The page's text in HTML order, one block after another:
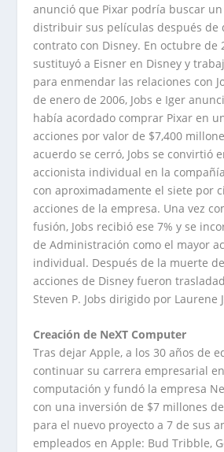
anunció que Pixar podría buscar
distribuir sus películas después de
contrato con Disney. En octubre de
sustituyó a Eisner en Disney y
para enmendar las relaciones con
de enero de 2006, Jobs e Iger
había acordado comprar Pixar en
acciones por valor de $7,400
acuerdo se cerró, Jobs se convirtió
accionista individual en la
con aproximadamente el siete por
acciones de la empresa. Una vez
fusión, Jobs recibió ese 7% y se
de Administración como el mayor
individual. Después de la muerte de
acciones de Disney fueron
Steven P. Jobs dirigido por Laurene
Creación de NeXT Computer
Tras dejar Apple, a los 30 años de
continuar su carrera empresarial
computación y fundó la empresa
con una inversión de $7 millones
para el nuevo proyecto a 7 de sus
empleados en Apple: Bud Tribble,